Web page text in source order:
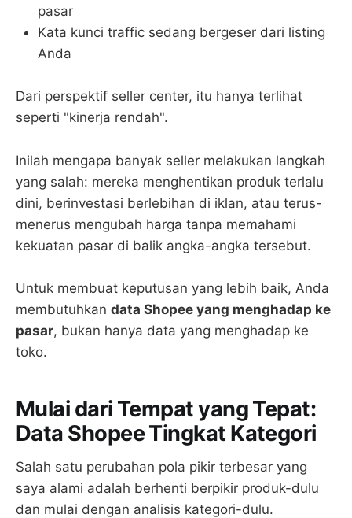
pasar
Kata kunci traffic sedang bergeser dari listing
Anda
Dari perspektif seller center, itu hanya terlihat
seperti "kinerja rendah".
Inilah mengapa banyak seller melakukan langkah
yang salah: mereka menghentikan produk terlalu
dini, berinvestasi berlebihan di iklan, atau terus-
menerus mengubah harga tanpa memahami
kekuatan pasar di balik angka-angka tersebut.
Untuk membuat keputusan yang lebih baik, Anda
membutuhkan data Shopee yang menghadap ke
pasar, bukan hanya data yang menghadap ke
toko.
Mulai dari Tempat yang Tepat:
Data Shopee Tingkat Kategori
Salah satu perubahan pola pikir terbesar yang
saya alami adalah berhenti berpikir produk-dulu
dan mulai dengan analisis kategori-dulu.